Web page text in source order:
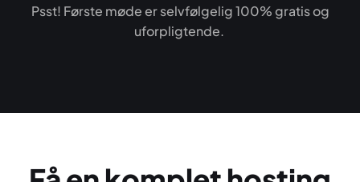
Psst! Første møde er selvfølgelig 100% gratis og
uforpligtende.